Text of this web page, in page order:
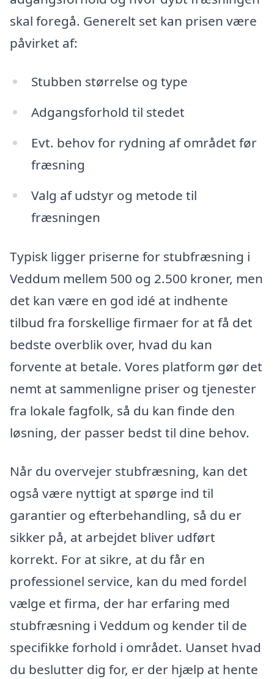
skal foregå. Generelt set kan prisen være
påvirket af:
Stubben størrelse og type
Adgangsforhold til stedet
Evt. behov for rydning af området før
fræsning
Valg af udstyr og metode til
fræsningen
Typisk ligger priserne for stubfræsning i
Veddum mellem 500 og 2.500 kroner, men
det kan være en god idé at indhente
tilbud fra forskellige firmaer for at få det
bedste overblik over, hvad du kan
forvente at betale. Vores platform gør det
nemt at sammenligne priser og tjenester
fra lokale fagfolk, så du kan finde den
løsning, der passer bedst til dine behov.
Når du overvejer stubfræsning, kan det
også være nyttigt at spørge ind til
garantier og efterbehandling, så du er
sikker på, at arbejdet bliver udført
korrekt. For at sikre, at du får en
professionel service, kan du med fordel
vælge et firma, der har erfaring med
stubfræsning i Veddum og kender til de
specifikke forhold i området. Uanset hvad
du beslutter dig for, er der hjælp at hente